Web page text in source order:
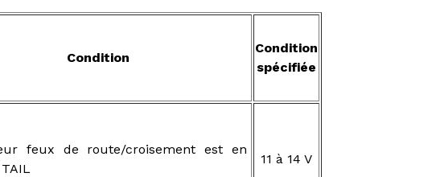
Condition
Condition
spécifiée
feux de route/croisement est en
11 à 14 V